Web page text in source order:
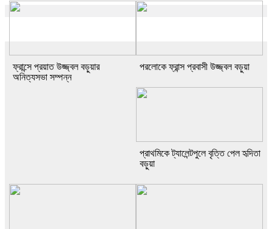
ফ্রান্সে প্রয়াত উজ্জ্বল বড়ুয়ার
অনিত্যসভা সম্পন্ন
পরলোকে ফ্রান্স প্রবাসী উজ্জ্বল বড়ুয়া
প্রাথমিকে ট্যালেন্টপুলে বৃত্তি পেল হৃদিতা
বড়ুয়া